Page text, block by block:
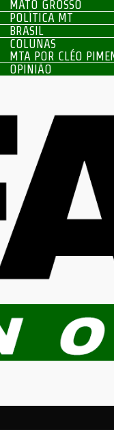
MATO GROSSO
POLÍTICA MT
BRASIL
COLUNAS
MTA POR CLÉO
OPINIÃO